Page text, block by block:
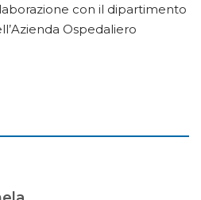
con il dipartimento
Ospedaliero